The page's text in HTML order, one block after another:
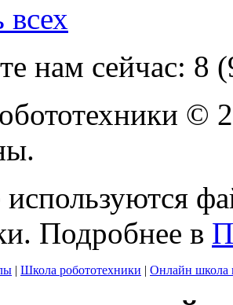
всех
нам сейчас: 8
©
используются
Подробнее в
| Школа робототехники | Онлайн школа